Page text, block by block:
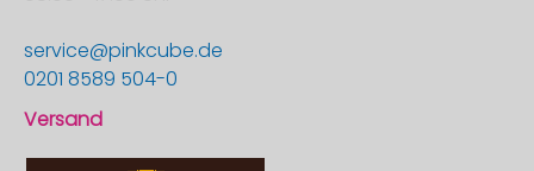
service@pinkcube.de
0201 8589 504-0
Versand